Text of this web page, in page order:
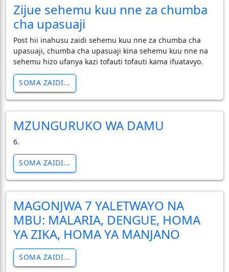
Zijue sehemu kuu nne za chumba
cha upasuaji
Post hii inahusu zaidi sehemu kuu nne za chumba cha
upasuaji, chumba cha upasuaji kina sehemu kuu nne na
sehemu hizo ufanya kazi tofauti tofauti kama ifuatavyo.
SOMA ZAIDI...
MZUNGURUKO WA DAMU
6.
SOMA ZAIDI...
MAGONJWA 7 YALETWAYO NA
MBU: MALARIA, DENGUE, HOMA
YA ZIKA, HOMA YA MANJANO
SOMA ZAIDI...